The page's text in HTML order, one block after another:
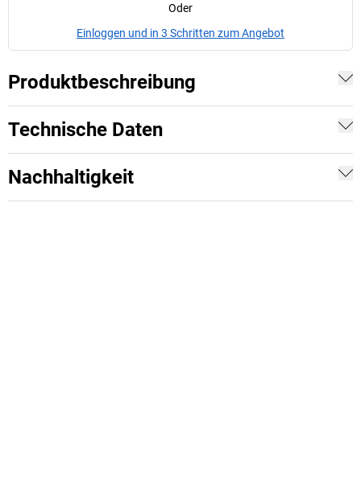
Oder
Einloggen und in 3 Schritten zum Angebot
Produktbeschreibung
Technische Daten
Nachhaltigkeit